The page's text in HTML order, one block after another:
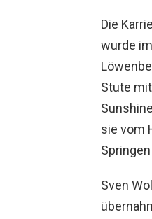
Die
wurde
Stute
sie vom
Sven